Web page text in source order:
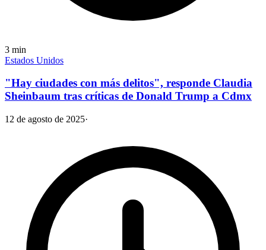
3 min
Estados Unidos
"Hay ciudades con más delitos", responde Claudia
Sheinbaum tras críticas de Donald Trump a Cdmx
12 de agosto de 2025·